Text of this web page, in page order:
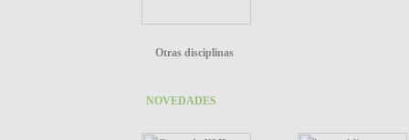
Otras disciplinas
NOVEDADES